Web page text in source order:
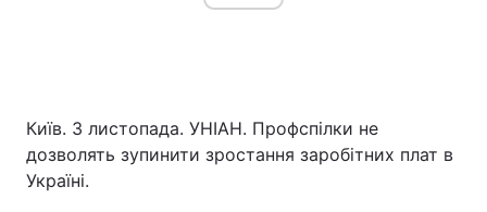
Київ. 3 листопада. УНІАН. Профспілки не
дозволять зупинити зростання заробітних плат в
Україні.